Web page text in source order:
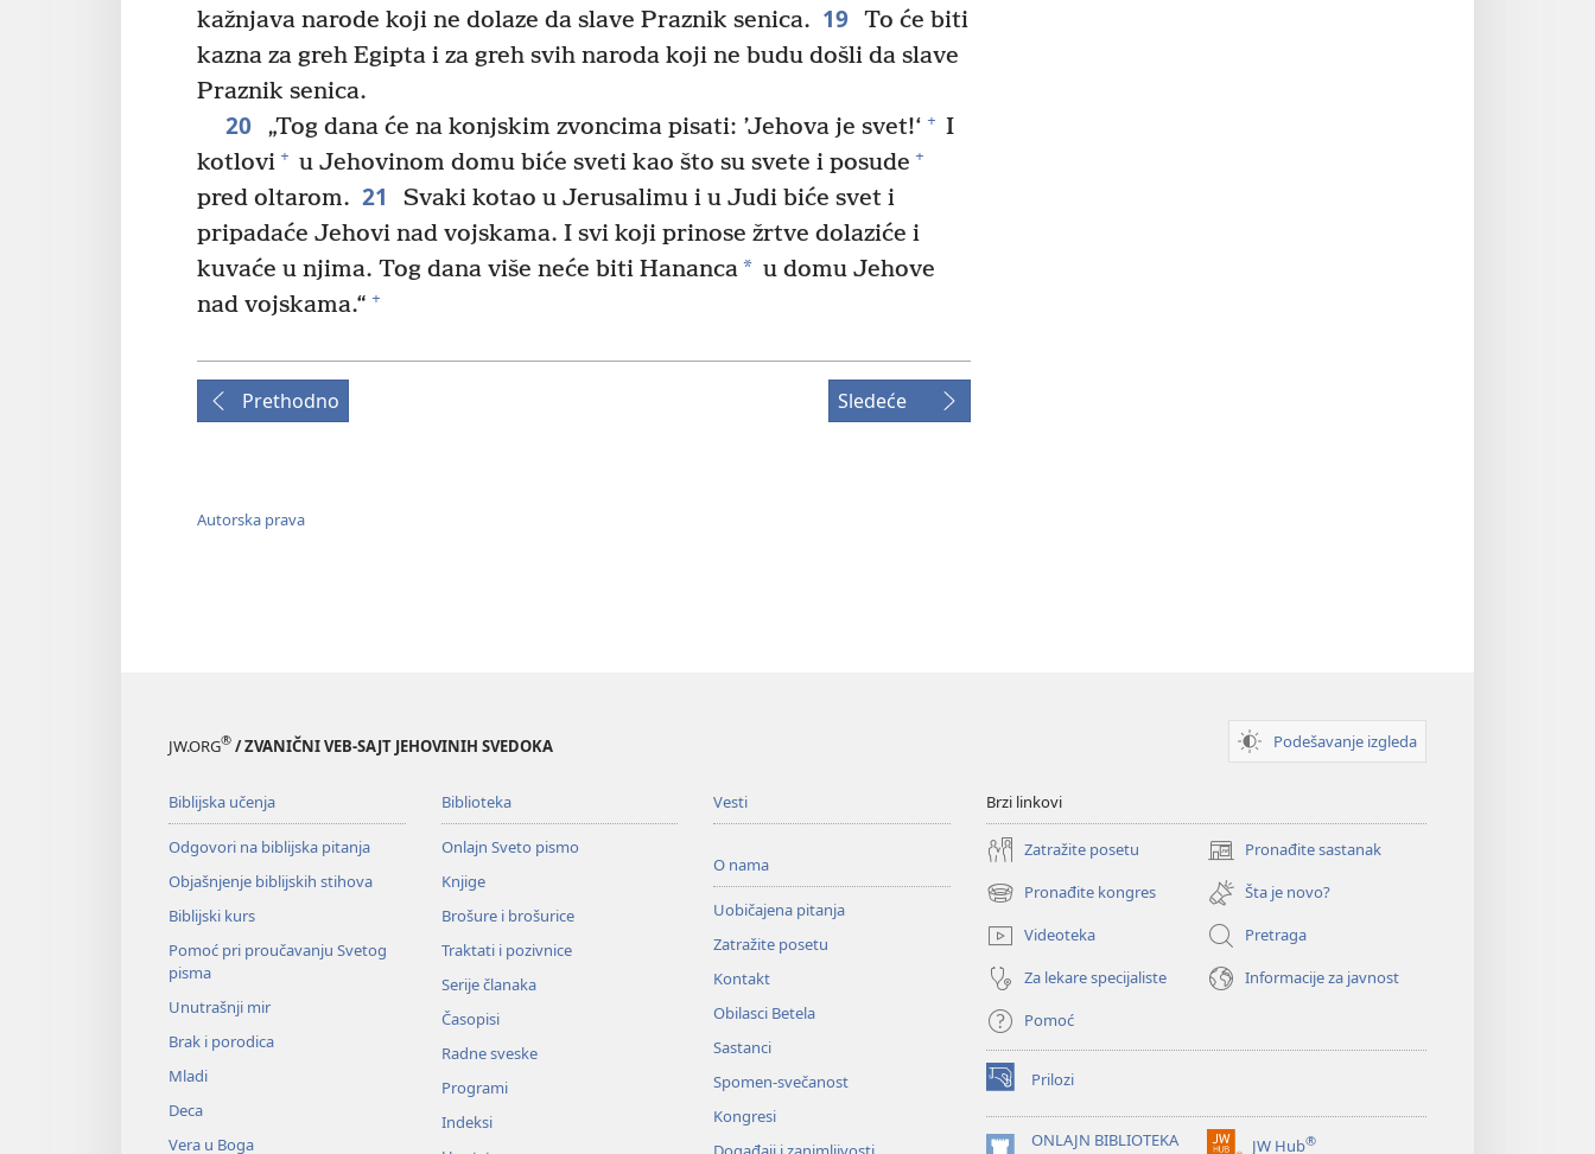
kažnjava narode koji ne dolaze da slave Praznik senica. 19 To će biti
kazna za greh Egipta i za greh svih naroda koji ne budu došli da slave
Praznik senica.
20 „Tog dana će na konjskim zvoncima pisati: ’Jehova je svet!‘ + I
kotlovi + u Jehovinom domu biće sveti kao što su svete i posude +
pred oltarom. 21
Svaki kotao u Jerusalimu i u Judi biće svet i
pripadaće Jehovi nad vojskama. I svi koji prinose žrtve dolaziće i
kuvaće u njima. Tog dana više neće biti Hananca* u domu Jehove
nad vojskama.“ +
Prethodno Sledeće
Autorska prava
JW.ORG® / ZVANIČNI VEB-SAJT JEHOVINIH SVEDOKA Podešavanje izgleda
Biblijska učenja
Odgovori na biblijska pitanja
Objašnjenje biblijskih stihova
Biblijski kurs
Pomoć pri proučavanju Svetog
pisma
Unutrašnji mir
Brak i porodica
Mladi
Deca
Vera u Boga
Biblioteka
Onlajn Sveto pismo
Knjige
Brošure i brošurice
Traktati i pozivnice
Serije članaka
Časopisi
Radne sveske
Programi
Indeksi
Vesti
O nama
Uobičajena pitanja
Zatražite posetu
Kontakt
Obilasci Betela
Sastanci
Spomen-svečanost
Kongresi
Brzi linkovi
Zatražite posetu Pronađite sastanak
(otvara
novi
prozor)
Pronađite kongres
(otvara
novi
prozor)
Šta je novo?
Videoteka
Pretraga
Za lekare specijaliste
Informacije za javnost
Pomoć
Prilozi
(otvara
novi
prozor)ONLAJN BIBLIOTEKA
JW Hub®